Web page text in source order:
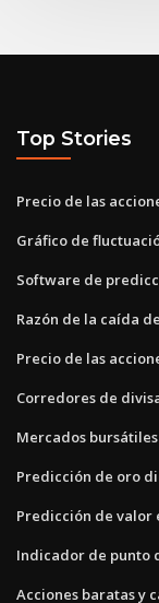
Top Stories
Precio de las
Gráfico de
Software de
Razón de la caída
Precio de las
Corredores de
Mercados
Predicción de oro
Predicción de valor
Indicador de punto
Acciones baratas y